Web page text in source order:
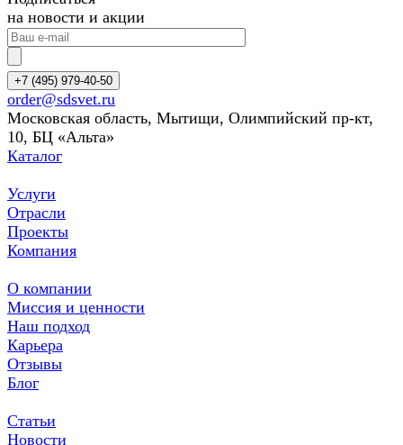
на новости и акции
+7 (495) 979-40-50
order@sdsvet.ru
Московская область, Мытищи, Олимпийский пр-кт,
10, БЦ «Альта»
Каталог
Услуги
Отрасли
Проекты
Компания
О компании
Миссия и ценности
Наш подход
Карьера
Отзывы
Блог
Статьи
Новости